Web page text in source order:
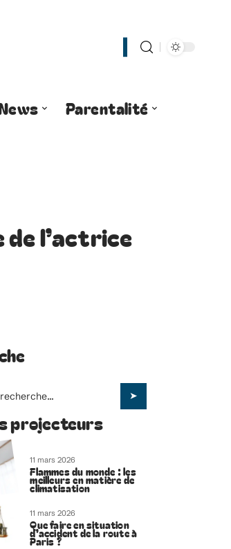
Parentalité
de l’actrice
projecteurs
11 mars 2026
Flammes du monde : les
meilleurs en matière de
climatisation
11 mars 2026
Que faire en situation
d’accident de la route à
Paris ?